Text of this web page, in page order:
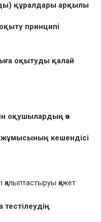
құралдары арқылы
принципі
оқытуды қалай
оқушылардың өз
кешендісі
қалыптастыруы қажет